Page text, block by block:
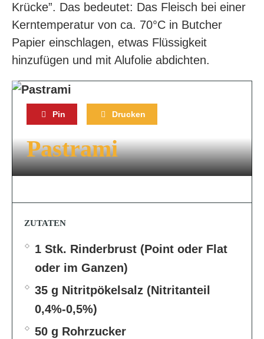
Krücke”. Das bedeutet: Das Fleisch bei einer
Kerntemperatur von ca. 70°C in Butcher
Papier einschlagen, etwas Flüssigkeit
hinzufügen und mit Alufolie abdichten.
Pin Drucken
Pastrami
ZUTATEN
1 Stk. Rinderbrust (Point oder Flat
oder im Ganzen)
35 g Nitritpökelsalz (Nitritanteil
0,4%-0,5%)
50 g Rohrzucker